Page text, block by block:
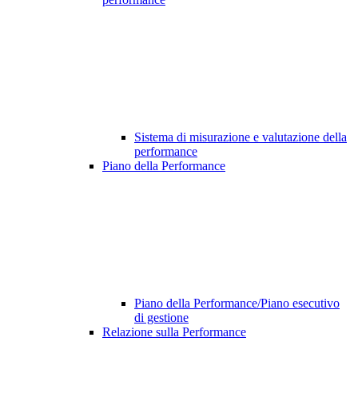
Sistema di misurazione e valutazione della
performance
Piano della Performance
Piano della Performance/Piano esecutivo
di gestione
Relazione sulla Performance